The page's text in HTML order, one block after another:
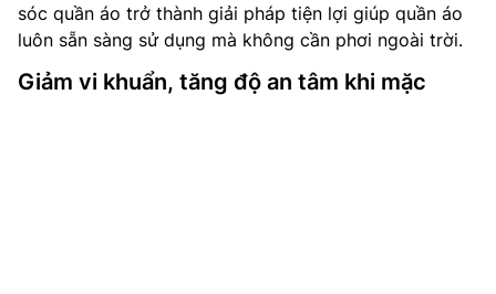
sóc quần áo trở thành giải pháp tiện lợi giúp quần áo
luôn sẵn sàng sử dụng mà không cần phơi ngoài trời.
Giảm vi khuẩn, tăng độ an tâm khi mặc